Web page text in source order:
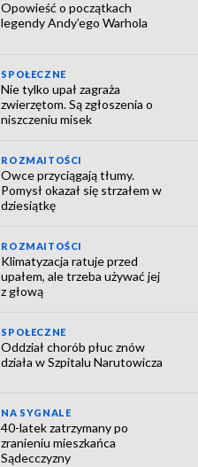
Opowieść o początkach
legendy Andy’ego Warhola
SPOŁECZNE
Nie tylko upał zagraża
zwierzętom. Są zgłoszenia o
niszczeniu misek
ROZMAITOŚCI
Owce przyciągają tłumy.
Pomysł okazał się strzałem w
dziesiątkę
ROZMAITOŚCI
Klimatyzacja ratuje przed
upałem, ale trzeba używać jej
z głową
SPOŁECZNE
Oddział chorób płuc znów
działa w Szpitalu Narutowicza
NA SYGNALE
40-latek zatrzymany po
zranieniu mieszkańca
Sądecczyzny